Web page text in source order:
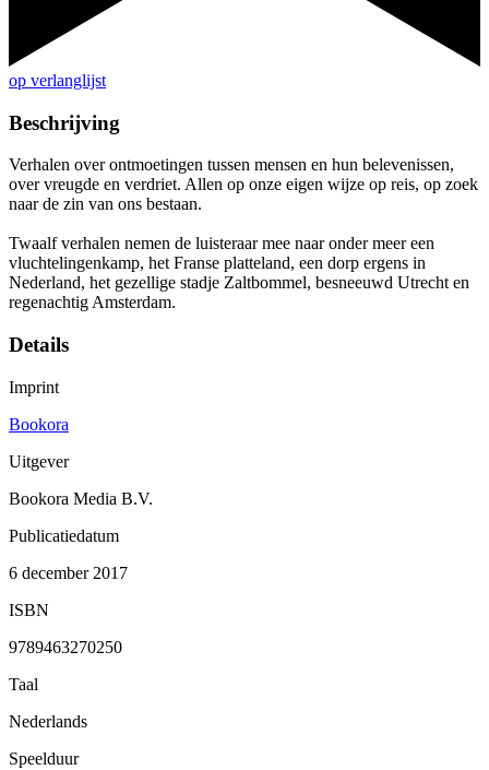
op verlanglijst
Beschrijving
Verhalen over ontmoetingen tussen mensen en hun belevenissen,
over vreugde en verdriet. Allen op onze eigen wijze op reis, op zoek
naar de zin van ons bestaan.
Twaalf verhalen nemen de luisteraar mee naar onder meer een
vluchtelingenkamp, het Franse platteland, een dorp ergens in
Nederland, het gezellige stadje Zaltbommel, besneeuwd Utrecht en
regenachtig Amsterdam.
Details
Imprint
Bookora
Uitgever
Bookora Media B.V.
Publicatiedatum
6 december 2017
ISBN
9789463270250
Taal
Nederlands
Speelduur